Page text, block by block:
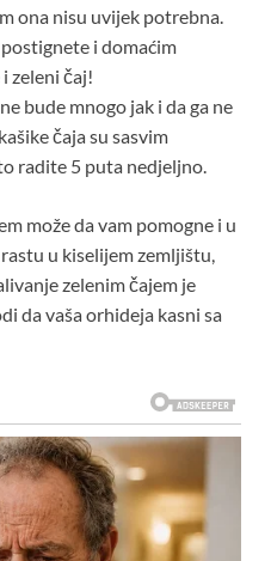
ona nisu uvijek potrebna.
i domaćim
zeleni čaj!
bude mnogo jak i da ga ne
čaja su sasvim
radite 5 puta nedjeljno.
može da vam pomogne i u
u kiselijem zemljištu,
zelenim čajem je
da vaša orhideja kasni sa